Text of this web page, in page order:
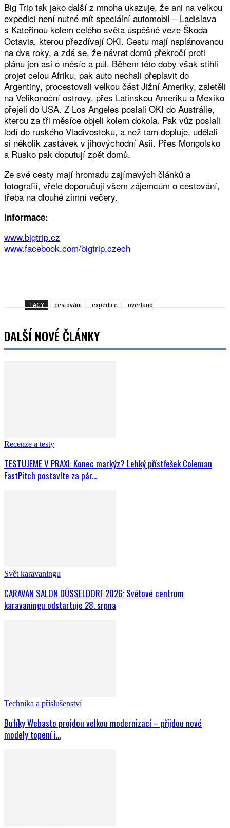
Big Trip tak jako další z mnoha ukazuje, že ani na velkou
expedici není nutné mít speciální automobil – Ladislava
s Kateřinou kolem celého světa úspěšně veze Škoda
Octavia, kterou přezdívají OKI. Cestu mají naplánovanou
na dva roky, a zdá se, že návrat domů překročí proti
plánu jen asi o měsíc a půl. Během této doby však stihli
projet celou Afriku, pak auto nechali přeplavit do
Argentiny, procestovali velkou část Jižní Ameriky, zaletěli
na Velikonoční ostrovy, přes Latinskou Ameriku a Mexiko
přejeli do USA. Z Los Angeles poslali OKI do Austrálie,
kterou za tři měsíce objeli kolem dokola. Pak vůz poslali
lodí do ruského Vladivostoku, a než tam dopluje, udělali
si několik zastávek v jihovýchodní Asii. Přes Mongolsko
a Rusko pak doputují zpět domů.
Ze své cesty mají hromadu zajímavých článků a
fotografií, vřele doporučuji všem zájemcům o cestování,
třeba na dlouhé zimní večery.
Informace:
www.bigtrip.cz
www.facebook.com/bigtrip.czech
TAGY cestování expedice overland
DALŠÍ NOVÉ ČLÁNKY
Recenze a testy
TESTUJEME V PRAXI: Konec markýz? Lehký přístřešek Coleman
FastPitch postavíte za pár...
Svět karavaningu
CARAVAN SALON DÜSSELDORF 2026: Světové centrum
karavaningu odstartuje 28. srpna
Technika a příslušenství
Bufíky Webasto projdou velkou modernizací – přijdou nové
modely topení i...